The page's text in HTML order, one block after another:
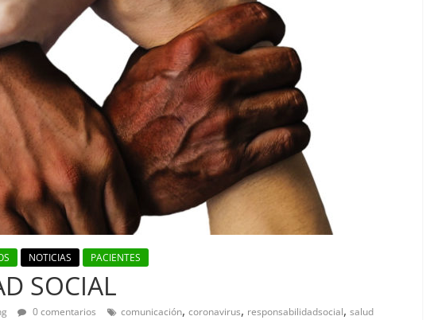
NOTICIAS PACIENTES
SOCIAL
0 comentarios comunicación, coronavirus, responsabilidadsocial, salud